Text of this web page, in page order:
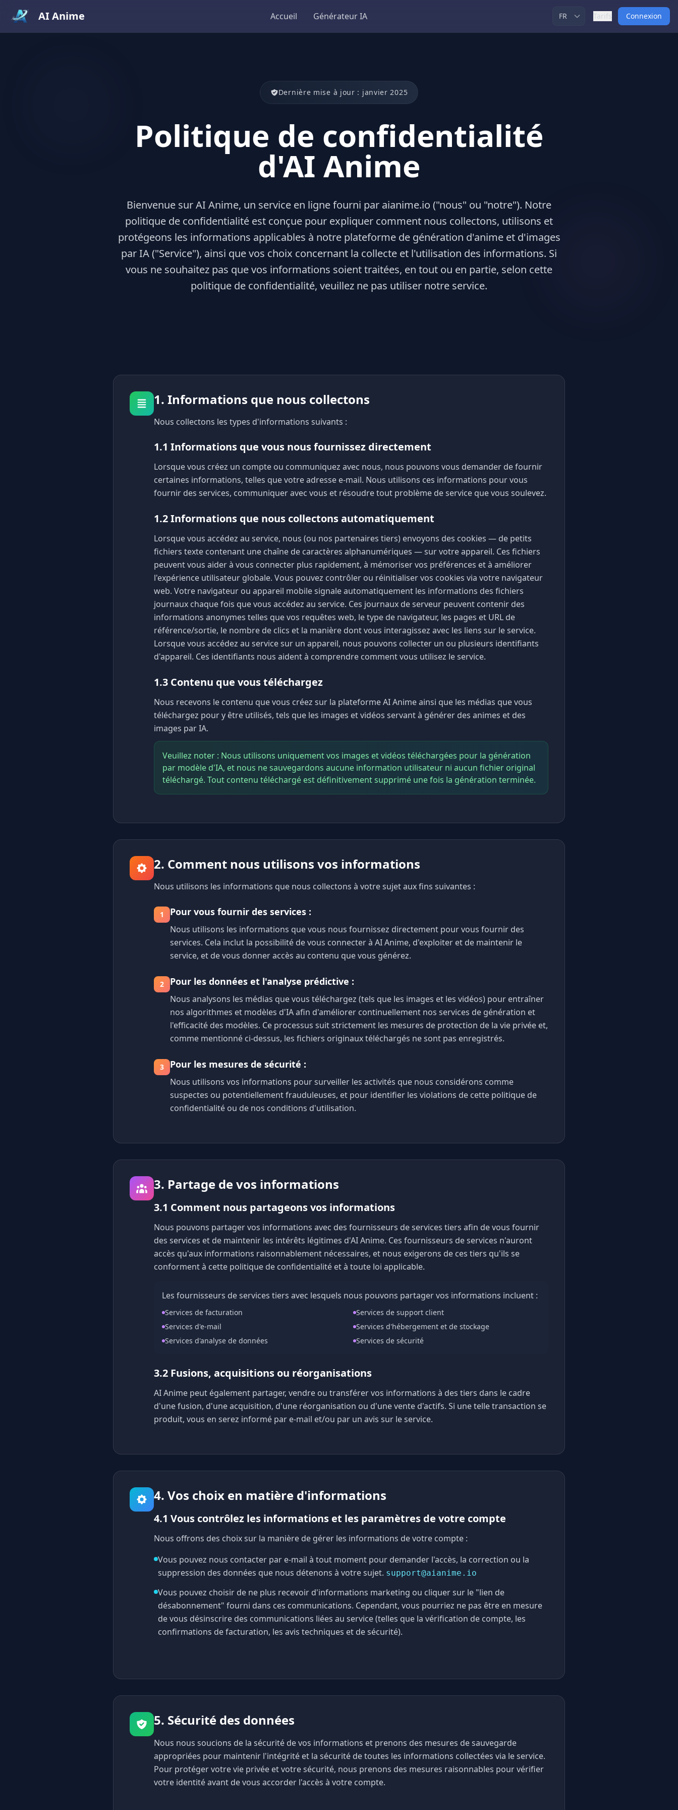
AI Anime Accueil Générateur IA Tarifs Connexion
Dernière mise à jour : janvier 2025
Politique de confidentialité
d'AI Anime
Bienvenue sur AI Anime, un service en ligne fourni par aianime.io ("nous" ou "notre"). Notre
politique de confidentialité est conçue pour expliquer comment nous collectons, utilisons et
protégeons les informations applicables à notre plateforme de génération d'anime et d'images
par IA ("Service"), ainsi que vos choix concernant la collecte et l'utilisation des informations. Si
vous ne souhaitez pas que vos informations soient traitées, en tout ou en partie, selon cette
politique de confidentialité, veuillez ne pas utiliser notre service.
1. Informations que nous collectons
Nous collectons les types d'informations suivants :
1.1 Informations que vous nous fournissez directement
Lorsque vous créez un compte ou communiquez avec nous, nous pouvons vous demander de fournir
certaines informations, telles que votre adresse e-mail. Nous utilisons ces informations pour vous
fournir des services, communiquer avec vous et résoudre tout problème de service que vous soulevez.
1.2 Informations que nous collectons automatiquement
Lorsque vous accédez au service, nous (ou nos partenaires tiers) envoyons des cookies — de petits
fichiers texte contenant une chaîne de caractères alphanumériques — sur votre appareil. Ces fichiers
peuvent vous aider à vous connecter plus rapidement, à mémoriser vos préférences et à améliorer
l'expérience utilisateur globale. Vous pouvez contrôler ou réinitialiser vos cookies via votre navigateur
web. Votre navigateur ou appareil mobile signale automatiquement les informations des fichiers
journaux chaque fois que vous accédez au service. Ces journaux de serveur peuvent contenir des
informations anonymes telles que vos requêtes web, le type de navigateur, les pages et URL de
référence/sortie, le nombre de clics et la manière dont vous interagissez avec les liens sur le service.
Lorsque vous accédez au service sur un appareil, nous pouvons collecter un ou plusieurs identifiants
d'appareil. Ces identifiants nous aident à comprendre comment vous utilisez le service.
1.3 Contenu que vous téléchargez
Nous recevons le contenu que vous créez sur la plateforme AI Anime ainsi que les médias que vous
téléchargez pour y être utilisés, tels que les images et vidéos servant à générer des animes et des
images par IA.
Veuillez noter : Nous utilisons uniquement vos images et vidéos téléchargées pour la génération
par modèle d'IA, et nous ne sauvegardons aucune information utilisateur ni aucun fichier original
téléchargé. Tout contenu téléchargé est définitivement supprimé une fois la génération terminée.
2. Comment nous utilisons vos informations
Nous utilisons les informations que nous collectons à votre sujet aux fins suivantes :
1 Pour vous fournir des services :
Nous utilisons les informations que vous nous fournissez directement pour vous fournir des
services. Cela inclut la possibilité de vous connecter à AI Anime, d'exploiter et de maintenir le
service, et de vous donner accès au contenu que vous générez.
2 Pour les données et l'analyse prédictive :
Nous analysons les médias que vous téléchargez (tels que les images et les vidéos) pour entraîner
nos algorithmes et modèles d'IA afin d'améliorer continuellement nos services de génération et
l'efficacité des modèles. Ce processus suit strictement les mesures de protection de la vie privée et,
comme mentionné ci-dessus, les fichiers originaux téléchargés ne sont pas enregistrés.
3 Pour les mesures de sécurité :
Nous utilisons vos informations pour surveiller les activités que nous considérons comme
suspectes ou potentiellement frauduleuses, et pour identifier les violations de cette politique de
confidentialité ou de nos conditions d'utilisation.
3. Partage de vos informations
3.1 Comment nous partageons vos informations
Nous pouvons partager vos informations avec des fournisseurs de services tiers afin de vous fournir
des services et de maintenir les intérêts légitimes d'AI Anime. Ces fournisseurs de services n'auront
accès qu'aux informations raisonnablement nécessaires, et nous exigerons de ces tiers qu'ils se
conforment à cette politique de confidentialité et à toute loi applicable.
Les fournisseurs de services tiers avec lesquels nous pouvons partager vos informations incluent :
Services de facturation
Services de support client
Services d'e-mail
Services d'hébergement et de stockage
Services d'analyse de données
Services de sécurité
3.2 Fusions, acquisitions ou réorganisations
AI Anime peut également partager, vendre ou transférer vos informations à des tiers dans le cadre
d'une fusion, d'une acquisition, d'une réorganisation ou d'une vente d'actifs. Si une telle transaction se
produit, vous en serez informé par e-mail et/ou par un avis sur le service.
4. Vos choix en matière d'informations
4.1 Vous contrôlez les informations et les paramètres de votre compte
Nous offrons des choix sur la manière de gérer les informations de votre compte :
Vous pouvez nous contacter par e-mail à tout moment pour demander l'accès, la correction ou la
suppression des données que nous détenons à votre sujet. support@aianime.io
Vous pouvez choisir de ne plus recevoir d'informations marketing ou cliquer sur le "lien de
désabonnement" fourni dans ces communications. Cependant, vous pourriez ne pas être en mesure
de vous désinscrire des communications liées au service (telles que la vérification de compte, les
confirmations de facturation, les avis techniques et de sécurité).
5. Sécurité des données
Nous nous soucions de la sécurité de vos informations et prenons des mesures de sauvegarde
appropriées pour maintenir l'intégrité et la sécurité de toutes les informations collectées via le service.
Pour protéger votre vie privée et votre sécurité, nous prenons des mesures raisonnables pour vérifier
votre identité avant de vous accorder l'accès à votre compte.